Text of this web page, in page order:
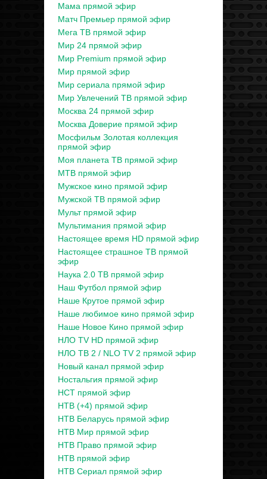
Мама прямой эфир
Матч Премьер прямой эфир
Мега ТВ прямой эфир
Мир 24 прямой эфир
Мир Premium прямой эфир
Мир прямой эфир
Мир сериала прямой эфир
Мир Увлечений ТВ прямой эфир
Москва 24 прямой эфир
Москва Доверие прямой эфир
Мосфильм Золотая коллекция
прямой эфир
Моя планета ТВ прямой эфир
МТВ прямой эфир
Мужское кино прямой эфир
Мужской ТВ прямой эфир
Мульт прямой эфир
Мультимания прямой эфир
Настоящее время HD прямой эфир
Настоящее страшное ТВ прямой
эфир
Наука 2.0 ТВ прямой эфир
Наш Футбол прямой эфир
Наше Крутое прямой эфир
Наше любимое кино прямой эфир
Наше Новое Кино прямой эфир
НЛО TV HD прямой эфир
НЛО ТВ 2 / NLO TV 2 прямой эфир
Новый канал прямой эфир
Ностальгия прямой эфир
НСТ прямой эфир
НТВ (+4) прямой эфир
НТВ Беларусь прямой эфир
НТВ Мир прямой эфир
НТВ Право прямой эфир
НТВ прямой эфир
НТВ Сериал прямой эфир